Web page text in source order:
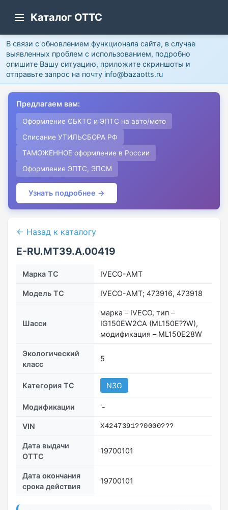
Каталог ОТТС
В связи с обновлением функционала сайта, в случае
выявленных проблем с использованием, подробно
опишите Вашу ситуацию, приложите скриншоты и
отправьте запрос на почту info@bazaotts.ru
Предлагаем вам:
Оформление СБКТС и ЭПТС на авто/мото
Списание УТИЛЬСБОРА РФ
ТАМОЖЕННОЕ оформление в России
Оформление ЭПТС, ЭПСМ
Узнать подробнее →
← Назад к каталогу
E-RU.МТ39.А.00419
Марка ТС IVECO-АМТ
Модель ТС IVECO-АМТ; 473916, 473918
Шасси
марка – IVECO, тип –
IG150EW2CA (ML150E??W),
модификация – ML150E28W
Экологический
класс
5
Категория ТС N3G
Модификации '-
VIN Х4247391??0000???
Дата выдачи
ОТТС
19700101
Дата окончания
срока действия
19700101